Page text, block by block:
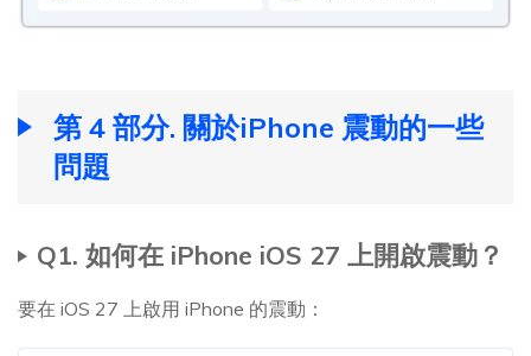
第 4 部分. 關於iPhone 震動的一些
問題
Q1. 如何在 iPhone iOS 27 上開啟震動？
要在 iOS 27 上啟用 iPhone 的震動：